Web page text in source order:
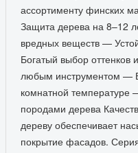
ассортименту финских
Защита дерева на 8–12
вредных веществ —
Богатый выбор
любым инструментом —
комнатной
породами дерева
дереву обеспечивает
покрытие фасадов.